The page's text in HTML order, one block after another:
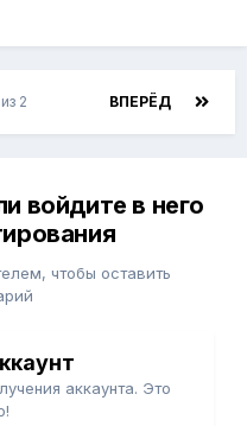
ВПЕРЁД
2
войдите в него
чтобы оставить
аккаунта. Это